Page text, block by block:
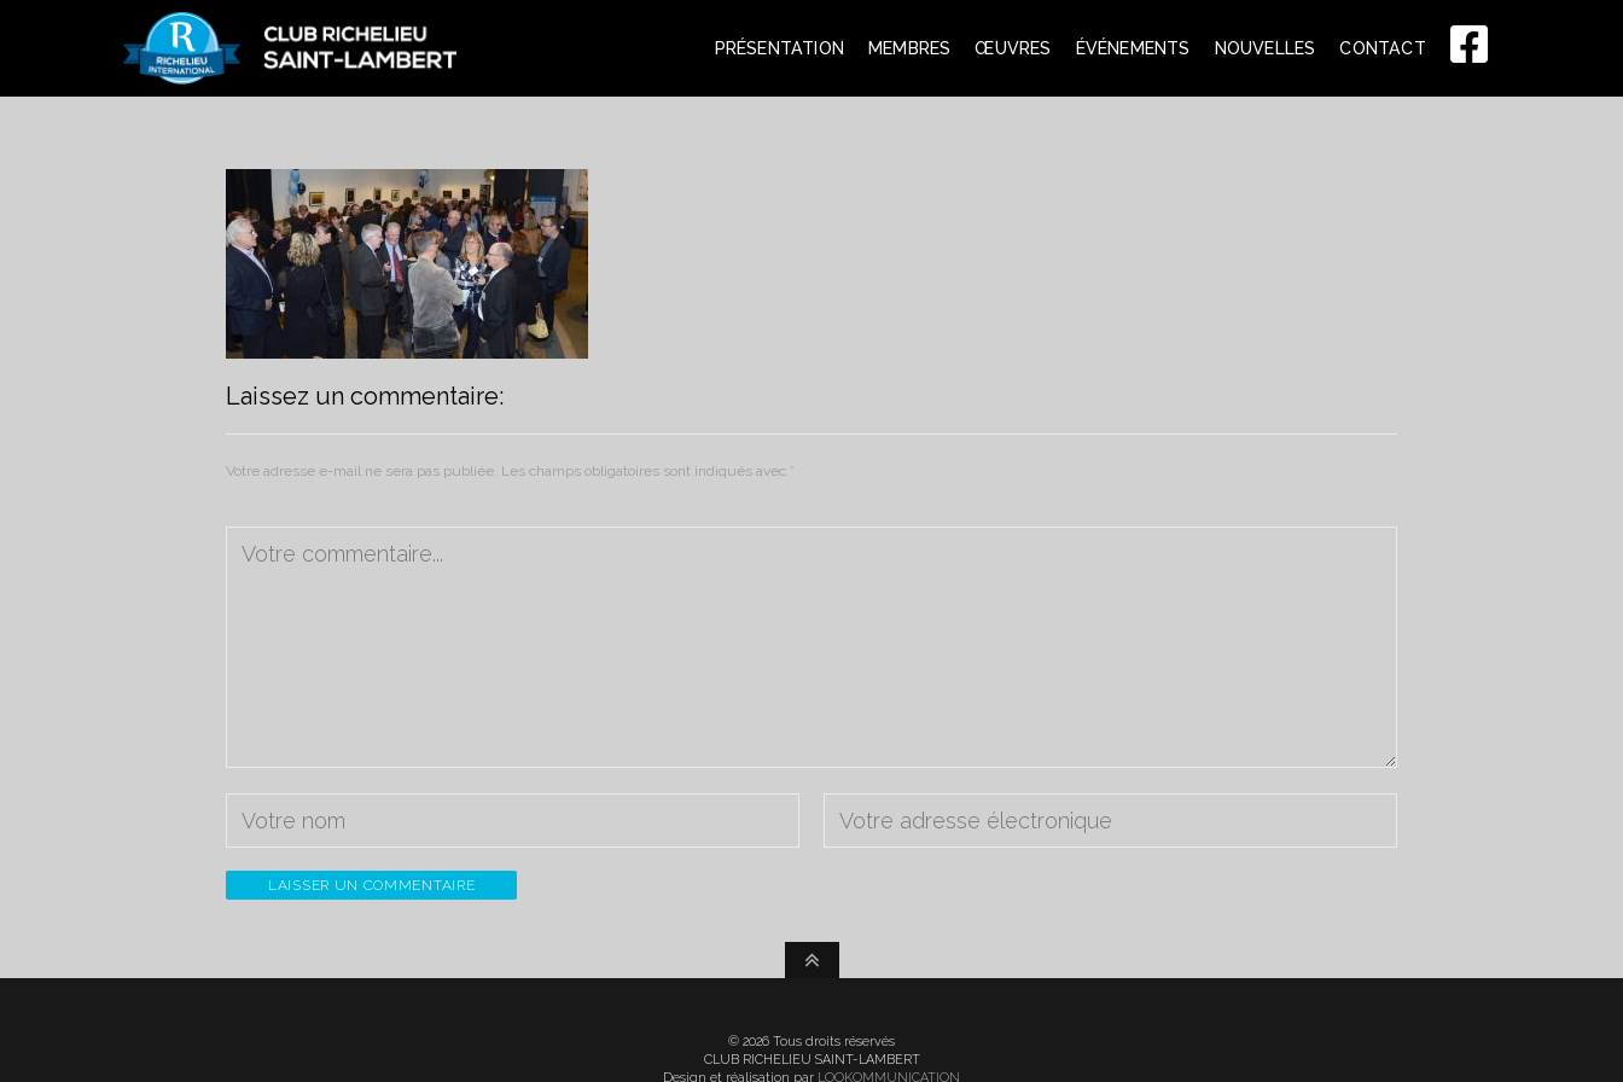
PRÉSENTATION MEMBRES ŒUVRES ÉVÉNEMENTS NOUVELLES CONTACT
Laissez un commentaire:
Votre adresse e-mail ne sera pas publiée. Les champs obligatoires sont indiqués avec *
© 2026 Tous droits réservés
CLUB RICHELIEU SAINT-LAMBERT
Design et réalisation par LOOKOMMUNICATION